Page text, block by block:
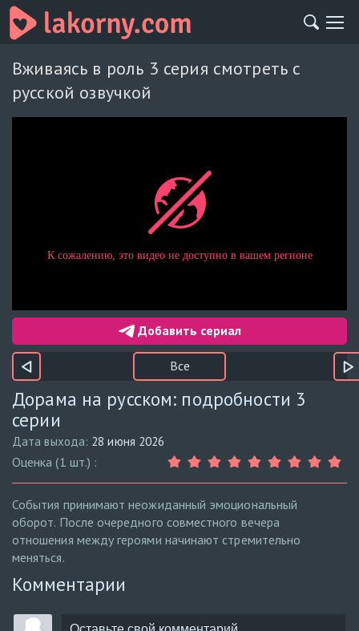
Вживаясь в роль 3 серия смотреть с
русской озвучкой
Добавить сериал
Все
Дорама на русском: подробности 3
серии
Дата выхода: 28 июня 2026
Оценка (1 шт.) :
События принимают неожиданный эмоциональный
оборот. После очередного совместного вечера
отношения между героями начинают стремительно
меняться.
Комментарии